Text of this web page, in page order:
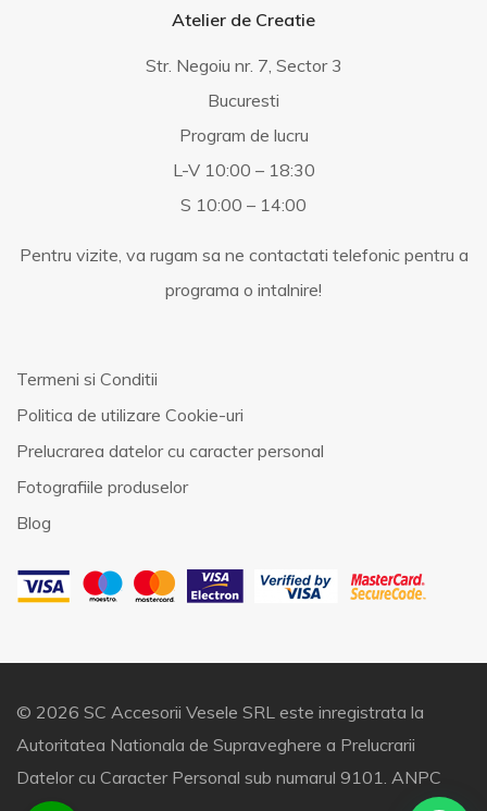
Atelier de Creatie
Str. Negoiu nr. 7, Sector 3
Bucuresti
Program de lucru
L-V 10:00 – 18:30
S 10:00 – 14:00
Pentru vizite, va rugam sa ne contactati telefonic pentru a
programa o intalnire!
Termeni si Conditii
Politica de utilizare Cookie-uri
Prelucrarea datelor cu caracter personal
Fotografiile produselor
Blog
© 2026 SC Accesorii Vesele SRL este inregistrata la
Autoritatea Nationala de Supraveghere a Prelucrarii
Datelor cu Caracter Personal sub numarul 9101. ANPC